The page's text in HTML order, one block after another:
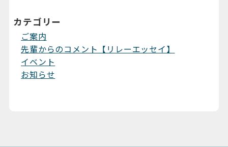
カテゴリー
ご案内
先輩からのコメント【リレーエッセイ】
イベント
お知らせ